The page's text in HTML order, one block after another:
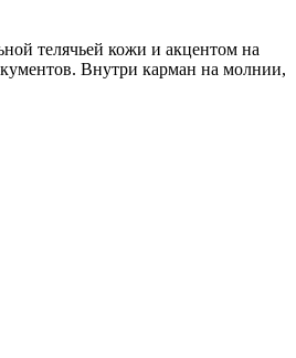
телячьей кожи и акцентом на
Внутри карман на молнии,